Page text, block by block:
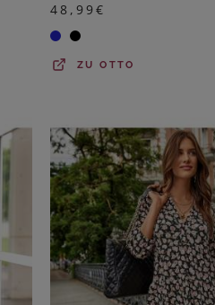
48,99€
ZUOTTO